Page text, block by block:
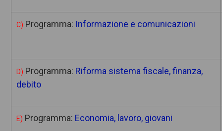
C) Programma: Informazione e comunicazioni
D) Programma: Riforma sistema fiscale, finanza,
debito
E) Programma: Economia, lavoro, giovani